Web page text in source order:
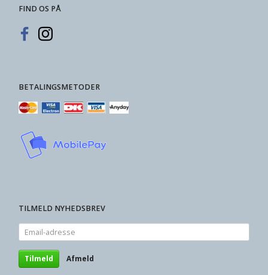
FIND OS PÅ
BETALINGSMETODER
TILMELD NYHEDSBREV
Email-
adresse
Tilmeld Afmeld